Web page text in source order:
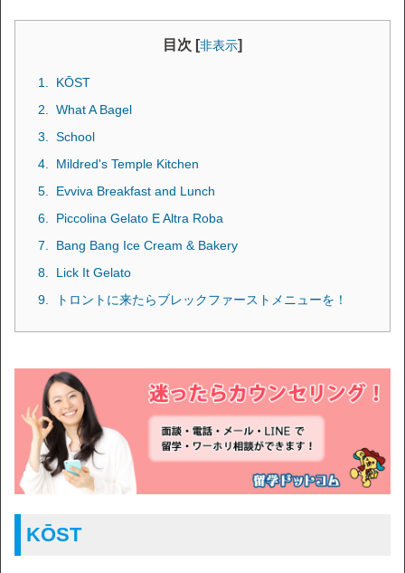
目次 [非表示]
KŌST
What A Bagel
School
Mildred's Temple Kitchen
Evviva Breakfast and Lunch
Piccolina Gelato E Altra Roba
Bang Bang Ice Cream & Bakery
Lick It Gelato
トロントに来たらブレックファーストメニューを！
KŌST